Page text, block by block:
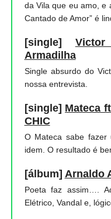
da Vila que eu amo, e
Cantado de Amor” é
[single]
Armadilha
Single absurdo do
nossa entrevista.
[single] Mateca
CHIC
O Mateca sabe fazer
idem. O resultado é
[álbum] Arnaldo
Poeta faz assim….
Elétrico, Vandal e,